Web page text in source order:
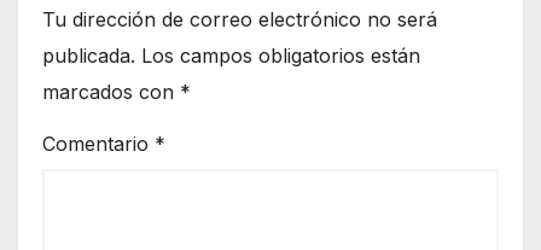
Tu dirección de correo electrónico no será
publicada. Los campos obligatorios están
marcados con *
Comentario *